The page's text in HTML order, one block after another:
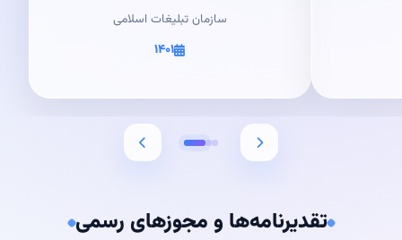
سازمان تبلیغات اسلامی
۱۴۰۱
تقدیرنامه‌ها و مجوزهای رسمی